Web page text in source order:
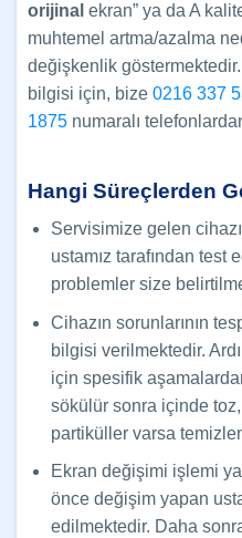
orijinal ekran” ya da A
muhtemel artma/azalma
değişkenlik
bilgisi için, bize 0216 337
1875 numaralı
Hangi Süreçlerden
Servisimize gelen
ustamız tarafından test
problemler size
Cihazın sorunlarının
bilgisi verilmektedir.
için spesifik
sökülür sonra içinde toz,
partiküller varsa
Ekran değişimi işlemi
önce değişim yapan
edilmektedir. Daha